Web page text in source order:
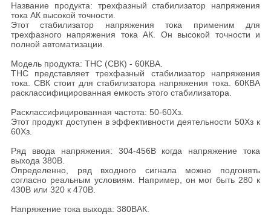
Название продукта: трехфазный стабилизатор напряжения
тока АК высокой точности.
Этот стабилизатор напряжения тока применим для
трехфазного напряжения тока АК. Он высокой точности и
полной автоматизации.
Модель продукта: ТНС (СВК) - 60КВА.
ТНС представляет трехфазный стабилизатор напряжения
тока. СВК стоит для стабилизатора напряжения тока. 60КВА
расклассифицированная емкость этого стабилизатора.
Расклассифицированная частота: 50-60Хз.
Этот продукт доступен в эффективности деятельности 50Хз к
60Хз.
Ряд ввода напряжения: 304-456В когда напряжение тока
выхода 380В.
Определенно, ряд входного сигнала можно подгонять
согласно реальным условиям. Например, он мог быть 280 к
430В или 320 к 470В.
Напряжение тока выхода: 380ВАК.